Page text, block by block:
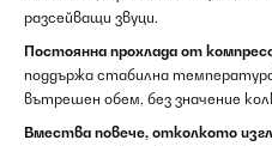
разсейващи звуци.
Постоянна прохлада от
поддържа стабилна температура
вътрешен обем, без значение
Вмества повече, отколкото